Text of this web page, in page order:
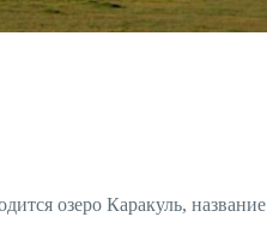
озеро Каракуль, название